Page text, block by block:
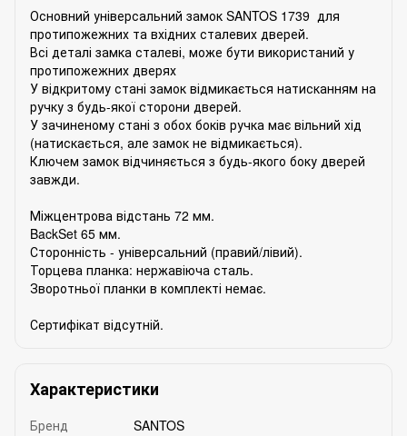
Основний універсальний замок SANTOS 1739 для
протипожежних та вхідних сталевих дверей.
Всі деталі замка сталеві, може бути використаний у
протипожежних дверях
У відкритому стані замок відмикається натисканням на
ручку з будь-якої сторони дверей.
У зачиненому стані з обох боків ручка має вільний хід
(натискається, але замок не відмикається).
Ключем замок відчиняється з будь-якого боку дверей
завжди.
Міжцентрова відстань 72 мм.
BackSet 65 мм.
Сторонність - універсальний (правий/лівий).
Торцева планка: нержавіюча сталь.
Зворотньої планки в комплекті немає.
Сертифікат відсутній.
Характеристики
Бренд SANTOS